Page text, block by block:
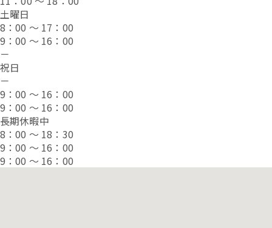
土曜日
8：00 ～ 17：00
9：00 ～ 16：00
－
祝日
－
9：00 ～ 16：00
9：00 ～ 16：00
長期休暇中
8：00 ～ 18：30
9：00 ～ 16：00
9：00 ～ 16：00